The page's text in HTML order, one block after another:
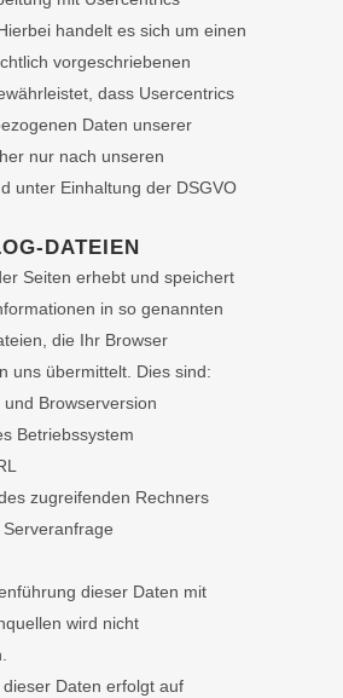
handelt es sich um einen
vorgeschriebenen
dass Usercentrics
Daten unserer
nur nach unseren
unter Einhaltung der DSGVO
DATEIEN
Seiten erhebt und speichert
in so genannten
die Ihr Browser
uns übermittelt. Dies sind:
und Browserversion
Betriebssystem
zugreifenden Rechners
dieser Daten mit
wird nicht
Daten erfolgt auf